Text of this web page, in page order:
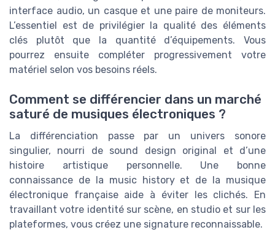
interface audio, un casque et une paire de moniteurs.
L’essentiel est de privilégier la qualité des éléments
clés plutôt que la quantité d’équipements. Vous
pourrez ensuite compléter progressivement votre
matériel selon vos besoins réels.
Comment se différencier dans un marché
saturé de musiques électroniques ?
La différenciation passe par un univers sonore
singulier, nourri de sound design original et d’une
histoire artistique personnelle. Une bonne
connaissance de la music history et de la musique
électronique française aide à éviter les clichés. En
travaillant votre identité sur scène, en studio et sur les
plateformes, vous créez une signature reconnaissable.